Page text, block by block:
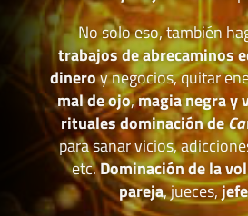
No solo eso, también
trabajos de abrecaminos
dineroy negocios, quitar
mal de ojo,magia negra y
rituales dominación de
para sanar vicios,
etc.Dominación de la
pareja, jueces,